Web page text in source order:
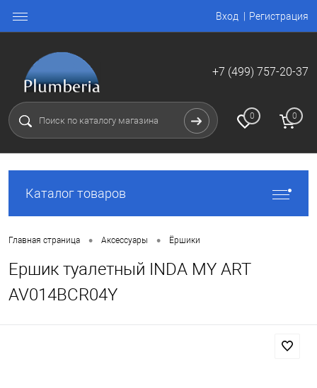
Вход Регистрация
+7 (499) 757-20-37
0 0
Каталог товаров
Главная страница • Аксессуары • Ёршики
Ершик туалетный INDA MY ART
AV014BCR04Y